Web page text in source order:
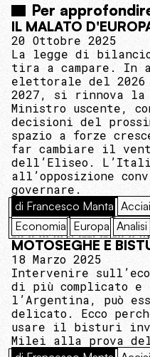
Per
IL MALATO
20 Ottobre 2025
La legge di bilancio
tira a campare. In
elettorale del
2027, si rinnova
Ministro uscente,
decisioni del
spazio a forze
far cambiare il
dell’Eliseo.
all’opposizione
governare.
di Francesco Manta
Economia Europa Analisi
MOTOSEGHE E
18 Marzo 2025
Intervenire
di più complicato
l’Argentina, può
delicato. Ecco
usare il bisturi
Milei alla prova